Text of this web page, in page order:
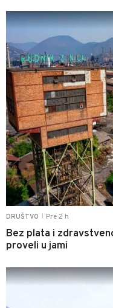
DRUŠTVO Pre 2 h
Bez plata i
proveli u jami